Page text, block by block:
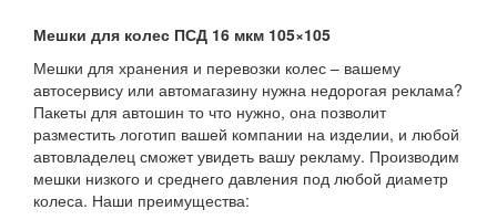
Мешки для колес ПСД 16 мкм 105×105
Мешки для хранения и перевозки колес – вашему
автосервису или автомагазину нужна недорогая реклама?
Пакеты для автошин то что нужно, она позволит
разместить логотип вашей компании на изделии, и любой
автовладелец сможет увидеть вашу рекламу. Производим
мешки низкого и среднего давления под любой диаметр
колеса. Наши преимущества: